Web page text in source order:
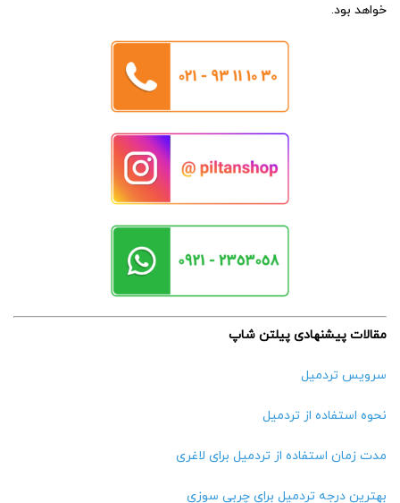
خواهد بود.
مقالات پیشنهادی پیلتن شاپ
سرویس تردمیل
نحوه استفاده از تردمیل
مدت زمان استفاده از تردمیل برای لاغری
بهترین درجه تردمیل برای چربی سوزی